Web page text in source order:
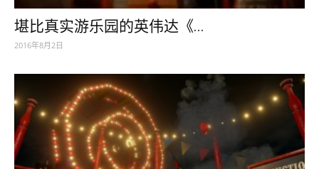
堪比真实游乐园的英伟达《...
2016年8月2日